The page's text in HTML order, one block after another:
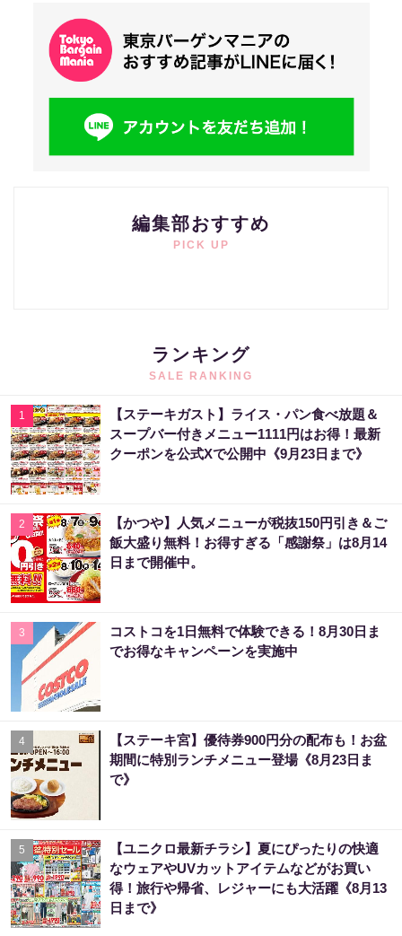
編集部おすすめ
PICK UP
ランキング
SALE RANKING
1
【ステーキガスト】ライス・パン食べ放題＆
スープバー付きメニュー1111円はお得！最新
クーポンを公式Xで公開中《9月23日まで》
2
【かつや】人気メニューが税抜150円引き＆ご
飯大盛り無料！お得すぎる「感謝祭」は8月14
日まで開催中。
3
コストコを1日無料で体験できる！8月30日ま
でお得なキャンペーンを実施中
4
【ステーキ宮】優待券900円分の配布も！お盆
期間に特別ランチメニュー登場《8月23日ま
で》
5
【ユニクロ最新チラシ】夏にぴったりの快適
なウェアやUVカットアイテムなどがお買い
得！旅行や帰省、レジャーにも大活躍《8月13
日まで》